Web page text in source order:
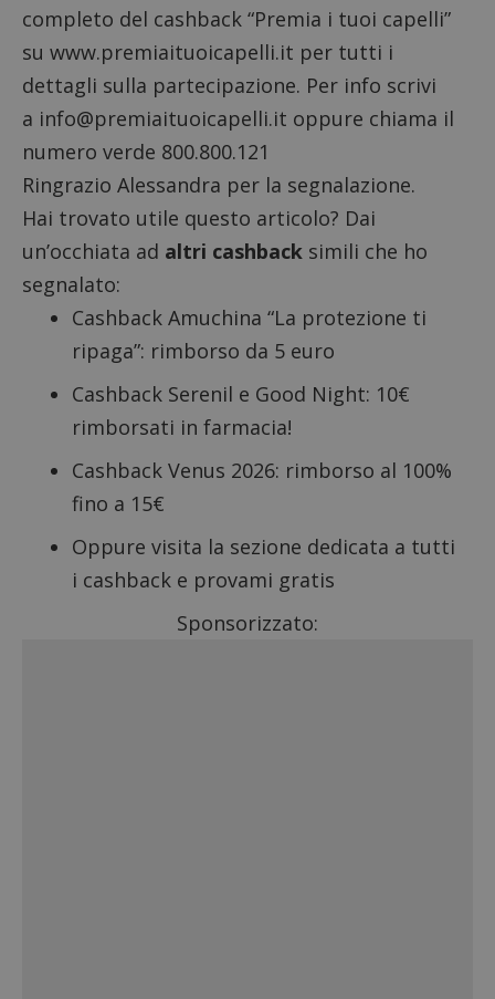
completo del cashback “Premia i tuoi capelli”
su www.premiaituoicapelli.it per tutti i
dettagli sulla partecipazione. Per info scrivi
a info@premiaituoicapelli.it oppure chiama il
numero verde 800.800.121
Ringrazio Alessandra per la segnalazione.
Hai trovato utile questo articolo? Dai
un’occhiata ad altri cashback simili che ho
segnalato:
Cashback Amuchina “La protezione ti
ripaga”: rimborso da 5 euro
Cashback Serenil e Good Night: 10€
rimborsati in farmacia!
Cashback Venus 2026: rimborso al 100%
fino a 15€
Oppure visita la sezione dedicata a tutti
i cashback e provami gratis
Sponsorizzato: